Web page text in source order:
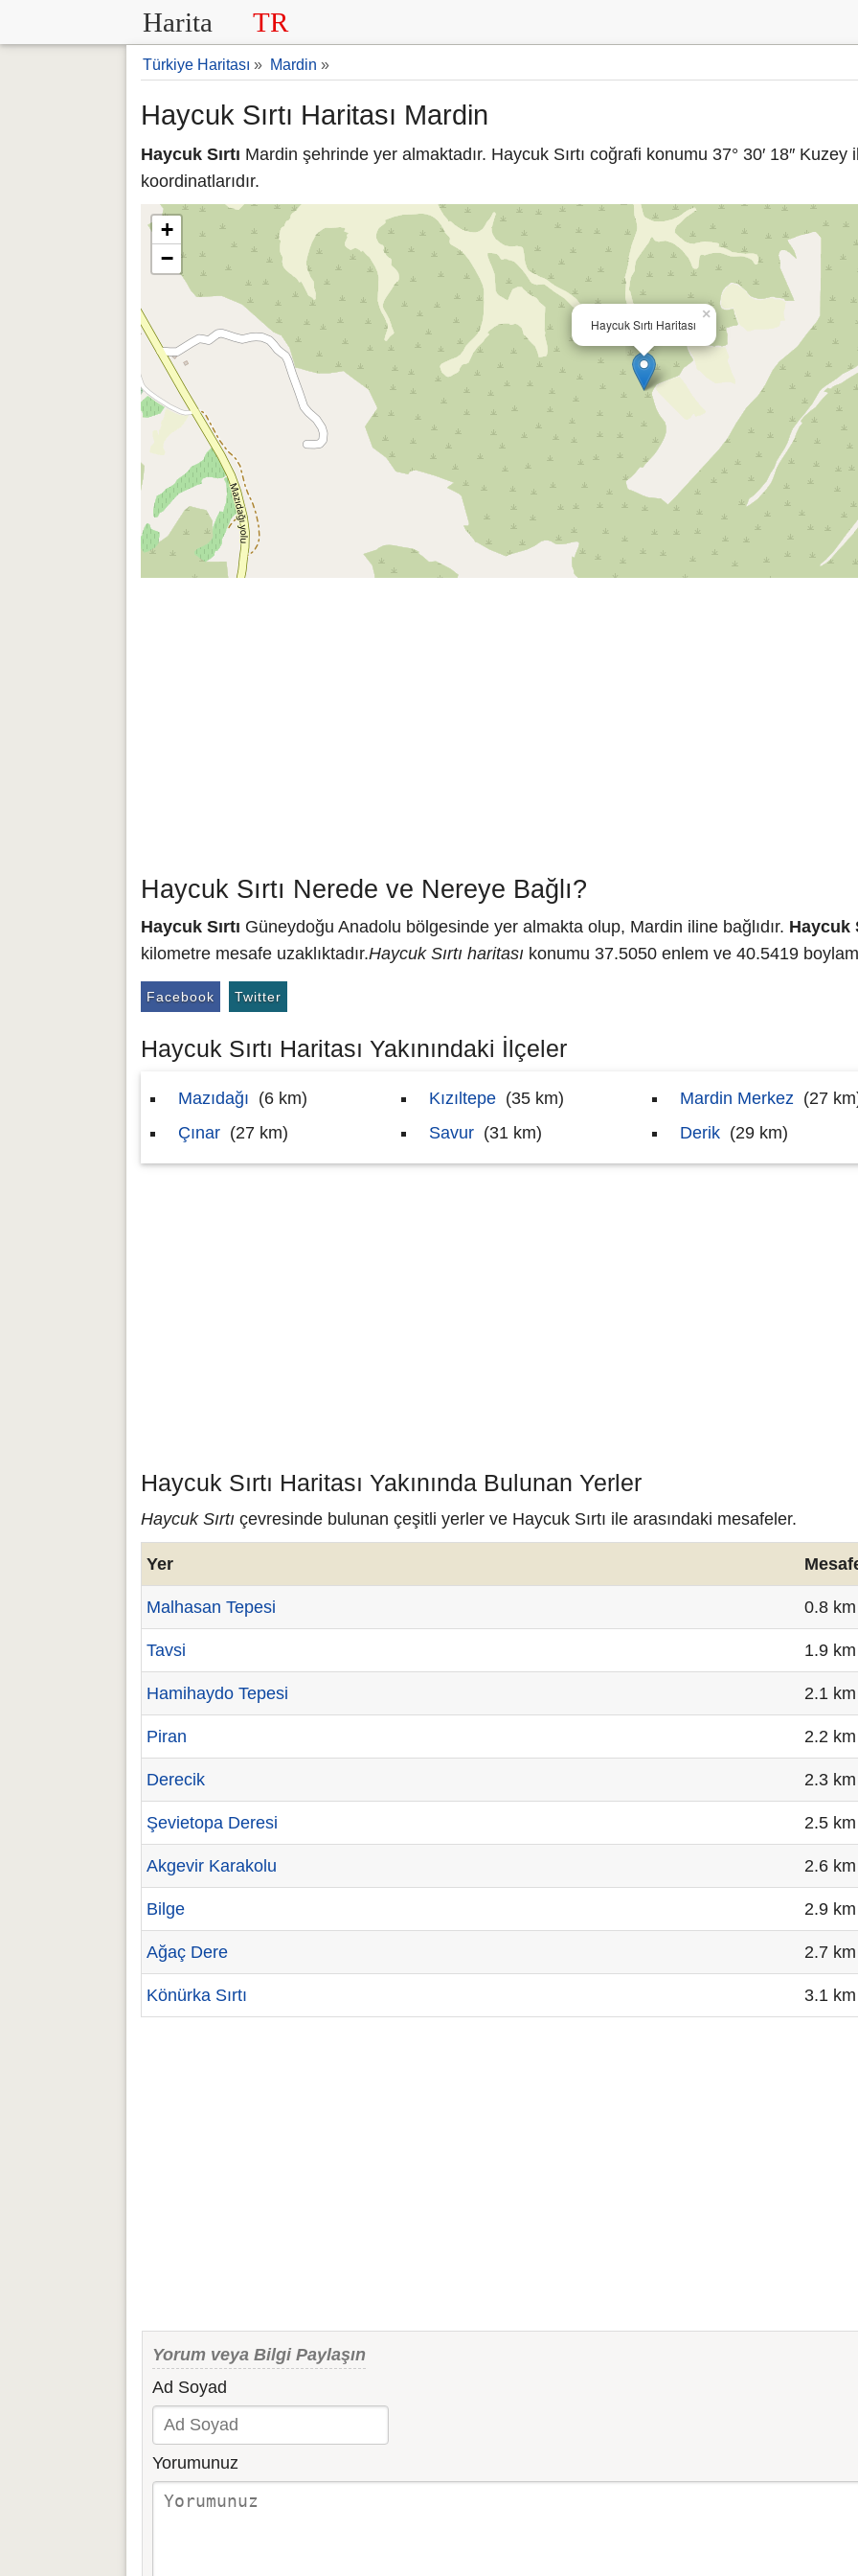
Harita TR
Türkiye Haritası » Mardin »
Haycuk Sırtı Haritası Mardin
Haycuk Sırtı Mardin şehrinde yer almaktadır. Haycuk Sırtı coğrafi konumu 37° 30′ 18″ Kuzey
koordinatlarıdır.
Haycuk Sırtı Haritası
×
+
−
Haycuk Sırtı Nerede ve Nereye Bağlı?
Haycuk Sırtı Güneydoğu Anadolu bölgesinde yer almakta olup, Mardin iline bağlıdır. Haycuk
kilometre mesafe uzaklıktadır.Haycuk Sırtı haritası konumu 37.5050 enlem ve 40.5419
Facebook Twitter
Haycuk Sırtı Haritası Yakınındaki İlçeler
Mazıdağı (6 km)
Çınar (27 km)
Kızıltepe (35 km)
Savur (31 km)
Mardin Merkez (27
Derik (29 km)
Haycuk Sırtı Haritası Yakınında Bulunan Yerler
Haycuk Sırtı çevresinde bulunan çeşitli yerler ve Haycuk Sırtı ile arasındaki mesafeler.
Yer
Malhasan Tepesi 0.8 km
Tavsi 1.9 km
Hamihaydo Tepesi 2.1 km
Piran 2.2 km
Derecik 2.3 km
Şevietopa Deresi 2.5 km
Akgevir Karakolu 2.6 km
Bilge 2.9 km
Ağaç Dere 2.7 km
Könürka Sırtı 3.1 km
Yorum veya Bilgi Paylaşın
Ad Soyad
Yorumunuz